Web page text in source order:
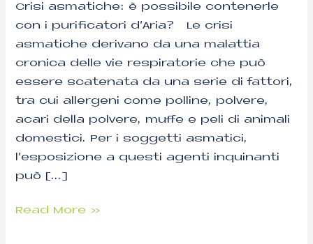
Crisi asmatiche: è possibile contenerle
con i purificatori d’Aria? Le crisi
asmatiche derivano da una malattia
cronica delle vie respiratorie che può
essere scatenata da una serie di fattori,
tra cui allergeni come polline, polvere,
acari della polvere, muffe e peli di animali
domestici. Per i soggetti asmatici,
l’esposizione a questi agenti inquinanti
può […]
Read More »